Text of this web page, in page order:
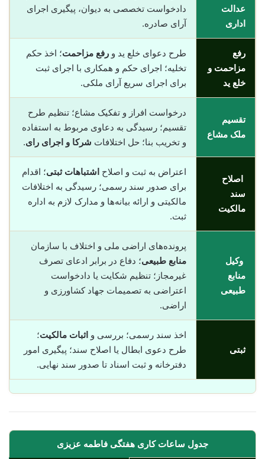
عدالت
اداری
دادخواست تخصصی به دیوان، پیگیری اجرای
آرای صادره.
رفع
مزاحمت و
خلع ید
طرح دعوای خلع ید و رفع مزاحمت؛ اخذ حکم
تخلیه؛ اجرای حکم و همکاری با اجرای ثبت
برای اجرای سریع آرای ملکی.
تقسیم
ملک مشاع
درخواست افراز و تفکیک مشاع؛ تنظیم طرح
تقسیم؛ رسیدگی به دعاوی مربوط به استفاده
و تخریب بنا؛ حل اختلافات شرکا و اجرای رای.
اصلاح
سند
مالکیت
اعتراض به ثبت و اصلاح اشتباهات ثبتی؛ اقدام
برای صدور سند رسمی؛ رسیدگی به اختلافات
مالکیتی و ارائه بیانه‌ها و مدارک لازم به اداره
ثبت.
وکیل
منابع
طبیعی
پرونده‌های اراضی ملی و اختلاف با سازمان
منابع طبیعی؛ دفاع در برابر ادعای تصرف
غیرمجاز؛ تنظیم شکایت یا دادخواست
اعتراضی به تصمیمات جهاد کشاورزی و
اراضی.
ثبتی
اخذ سند رسمی؛ بررسی و اثبات مالکیت؛
طرح دعوی ابطال یا اصلاح سند؛ پیگیری امور
دفترخانه و ثبت اسناد تا صدور سند نهایی.
جدول ساعات کاری هفتگی فاطمه عزیزی